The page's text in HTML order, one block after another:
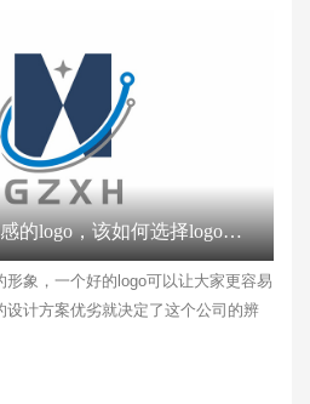
想做一个有设计感的logo，该如何选择logo设计公司？
形象，一个好的logo可以让大家更容易
设计方案优劣就决定了这个公司的辨